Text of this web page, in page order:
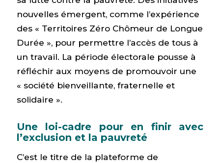
nouvelles émergent, comme l’expérience
des « Territoires Zéro Chômeur de Longue
Durée », pour permettre l’accès de tous à
un travail. La période électorale pousse à
réfléchir aux moyens de promouvoir une
« société bienveillante, fraternelle et
solidaire ».
Une loi-cadre pour en finir avec
l’exclusion et la pauvreté
C’est le titre de la plateforme de